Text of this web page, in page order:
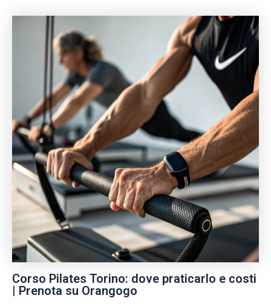
Corso Pilates Torino: dove praticarlo e costi
| Prenota su Orangogo